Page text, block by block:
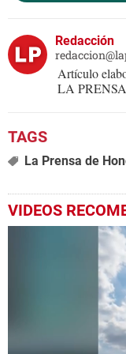
Redacción
Artículo
LA
La Prensa de
VIDEOS